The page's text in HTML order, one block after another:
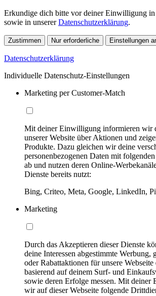
Erkundige dich bitte vor deiner Einwilligung in
sowie in unsererDatenschutzerklärung.
Zustimmen Nur erforderliche Einstellungen
Datenschutzerklärung
Individuelle Datenschutz-Einstellungen
Marketing per Customer-Match
Mit deiner Einwilligung informieren wir
unserer Website über Aktionen und
Produkte. Dazu gleichen wir deine
personenbezogenen Daten mit
ab und nutzen deren Online-
Dienste bereits nutzt:
Bing, Criteo, Meta, Google, LinkedIn,
Marketing
Durch das Akzeptieren dieser Dienste
deine Interessen abgestimmte Werbung,
oder Rabattaktionen für unsere
basierend auf deinem Surf- und
sowie deren Erfolge messen. Mit deiner
wir auf dieser Webseite folgende